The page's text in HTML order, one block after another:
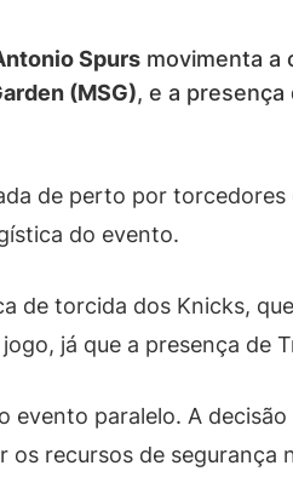
Spurs movimenta a
(MSG), e a
de perto por
do evento.
de torcida dos Knicks,
já que a presença de
evento paralelo. A
recursos de segurança